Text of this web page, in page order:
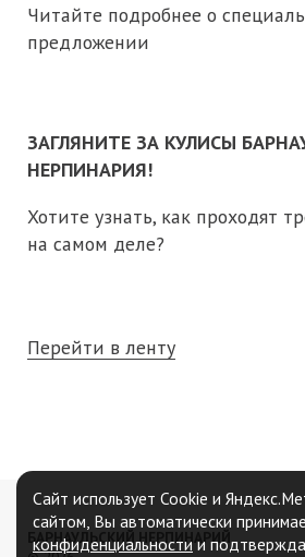
Читайте подробнее о
предложении
ЗАГЛЯНИТЕ ЗА КУЛИСЫ
НЕРПИНАРИЯ!
Хотите узнать, как проходят
на самом деле?
Перейти в ленту
БАРНАУЛЬСКИЙ НЕРПИНАРИЙ
Сайт использует Cookie и
сайтом, Вы автоматически
конфиденциальности и